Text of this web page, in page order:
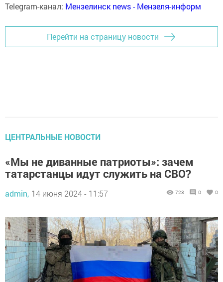
Telegram-канал: Мензелинск news - Мензеля-информ
Перейти на страницу новости
ЦЕНТРАЛЬНЫЕ НОВОСТИ
«Мы не диванные патриоты»: зачем
татарстанцы идут служить на СВО?
admin, 14 июня 2024 - 11:57 723 0 0